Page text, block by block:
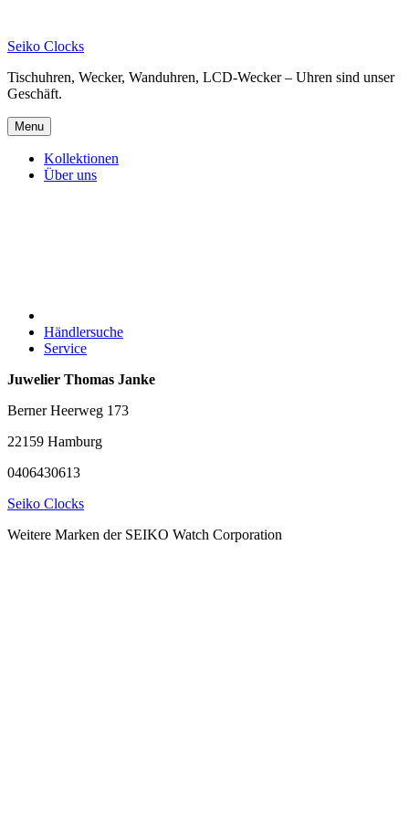
content
Seiko Clocks
Tischuhren, Wecker, Wanduhren, LCD-Wecker – Uhren sind unser
Geschäft.
Menu
Kollektionen
Über uns
Händlersuche
Service
Juwelier Thomas Janke
Berner Heerweg 173
22159 Hamburg
0406430613
Seiko Clocks
Weitere Marken der SEIKO Watch Corporation